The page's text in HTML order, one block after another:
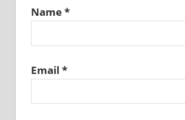
Name*
Email *